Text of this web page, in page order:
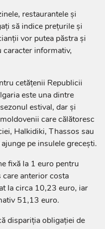
restaurantele și
să indice prețurile și
vor putea păstra și
caracter informativ,
cetățenii Republicii
este una dintre
estival, dar și
care călătoresc
Halkidiki, Thassos sau
pe insulele grecești.
fixă la 1 euro pentru
anterior costa
la circa 10,23 euro, iar
51,13 euro.
dispariția obligației de